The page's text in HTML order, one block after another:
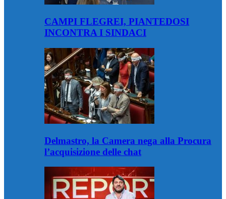
CAMPI FLEGREI, PIANTEDOSI
INCONTRA I SINDACI
Delmastro, la Camera nega alla Procura
l’acquisizione delle chat